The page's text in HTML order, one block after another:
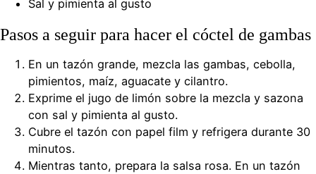
Sal y pimienta al gusto
Pasos a seguir para hacer el cóctel de gambas
En un tazón grande, mezcla las gambas, cebolla,
pimientos, maíz, aguacate y cilantro.
Exprime el jugo de limón sobre la mezcla y sazona
con sal y pimienta al gusto.
Cubre el tazón con papel film y refrigera durante 30
minutos.
Mientras tanto, prepara la salsa rosa. En un tazón